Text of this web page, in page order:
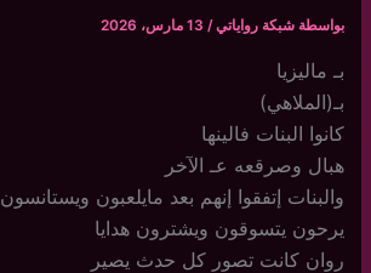
بواسطة شبكة رواياتي/ 13 مارس، 2026
بـ ماليزيا
بـ(الملاهي)
كانوا البنات فالينها
هبال وصرقعه عـ الآخر
والبنات إتفقوا إنهم بعد مايلعبون ويستانسون
يرحون يتسوقون ويشترون هدايا
روان كانت تصور كل حدث يصير